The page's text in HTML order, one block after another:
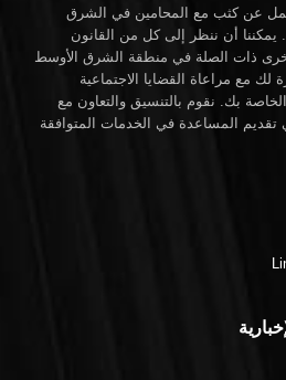
عن كثب مع المحامين في الشرق
يمكننا أن ننظر إلى كل من القانون
الأخرى ذات الصلة في منطقة الشرق الأوسط
لك مع مراعاة القضايا الاجتماعية
بك. نقوم بالتنسيق والتعاون مع
تقديم المساعدة في الخدمات المتوافقة